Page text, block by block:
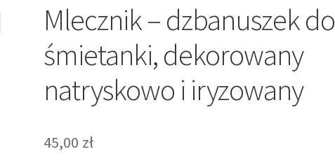
Mlecznik – dzbanuszek do
śmietanki, dekorowany
natryskowo i iryzowany
45,00 zł